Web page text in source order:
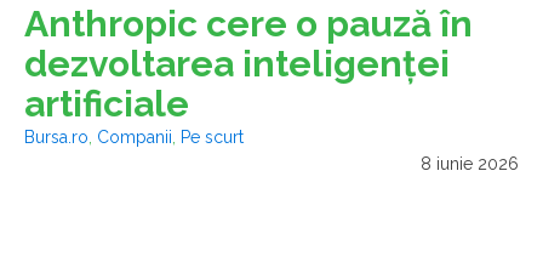
Anthropic cere o pauză în
dezvoltarea inteligenţei
artificiale
Bursa.ro Companii
Pe scurt
8 iunie 2026